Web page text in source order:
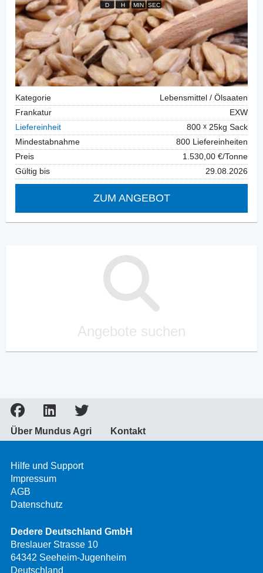
Kategorie
Lebensmittel / Ölsaaten
Frankatur
EXW
Liefereinheit
800
25kg Sack
Mindestabnahme
800 Liefereinheiten
Preis
1.530,00 €/Tonne
Gültig bis
29.08.2026
ZUM ANGEBOT
Angebote suchen
Über Mundus Agri Kontakt
Hilfe und Support
Impressum
AGB
Datenschutz
Dedere Deutschland GmbH
Breslauer Strasse 10
64342 Seeheim-Jugenheim
Deutschland